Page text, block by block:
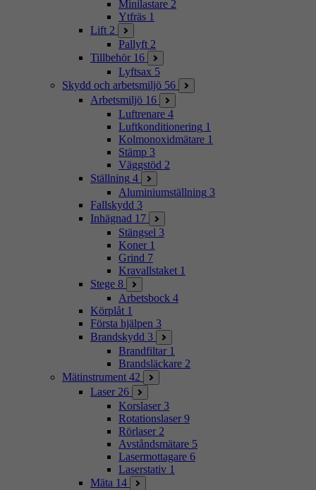
Minilastare 2
Ytfräs 1
Lift 2
Pallyft 2
Tillbehör 16
Lyftsax 5
Skydd och arbetsmiljö 56
Arbetsmiljö 16
Luftrenare 4
Luftkonditionering 1
Kolmonoxidmätare 1
Stämp 3
Väggstöd 2
Ställning 4
Aluminiumställning 3
Fallskydd 3
Inhägnad 17
Stängsel 3
Koner 1
Grind 7
Kravallstaket 1
Stege 8
Arbetsbock 4
Körplåt 1
Första hjälpen 3
Brandskydd 3
Brandfiltar 1
Brandsläckare 2
Mätinstrument 42
Laser 26
Korslaser 3
Rotationslaser 9
Rörlaser 2
Avståndsmätare 5
Lasermottagare 6
Laserstativ 1
Mäta 14